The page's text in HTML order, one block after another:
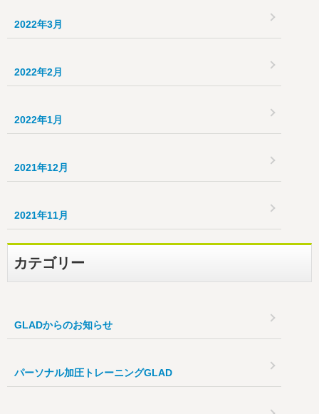
2022年3月
2022年2月
2022年1月
2021年12月
2021年11月
カテゴリー
GLADからのお知らせ
パーソナル加圧トレーニングGLAD